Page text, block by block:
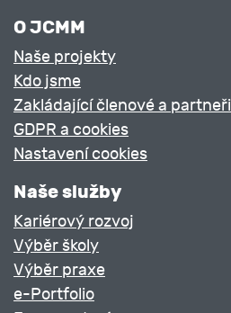
O JCMM
Naše projekty
Kdo jsme
Zakládající členové a partneři
GDPR a cookies
Nastavení cookies
Naše služby
Kariérový rozvoj
Výběr školy
Výběr praxe
e-Portfolio